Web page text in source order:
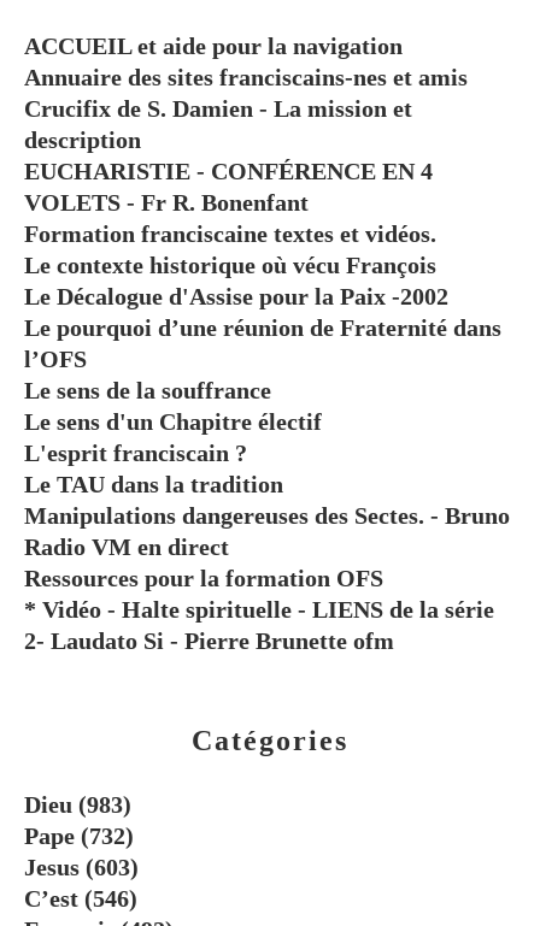
Catégories
Dieu (983)
Pape (732)
Jesus (603)
C’est (546)
ACCUEIL et aide pour la navigation
Annuaire des sites franciscains-nes et amis
Crucifix de S. Damien - La mission et
description
EUCHARISTIE - CONFÉRENCE EN 4
VOLETS - Fr R. Bonenfant
Formation franciscaine textes et vidéos.
Le contexte historique où vécu François
Le Décalogue d'Assise pour la Paix -2002
Le pourquoi d’une réunion de Fraternité dans
l’OFS
Le sens de la souffrance
Le sens d'un Chapitre électif
L'esprit franciscain ?
Le TAU dans la tradition
Manipulations dangereuses des Sectes. - Bruno
Radio VM en direct
Ressources pour la formation OFS
* Vidéo - Halte spirituelle - LIENS de la série
2- Laudato Si - Pierre Brunette ofm